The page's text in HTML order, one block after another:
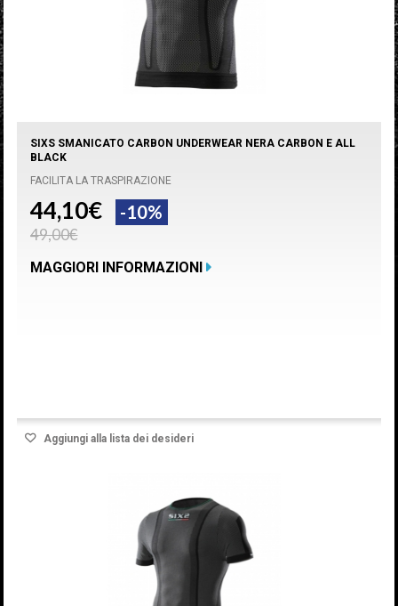
SIXS SMANICATO CARBON UNDERWEAR NERA CARBON E ALL
BLACK
FACILITA LA TRASPIRAZIONE
44,10€ -10%
49,00€
MAGGIORI INFORMAZIONI
Aggiungi alla lista dei desideri